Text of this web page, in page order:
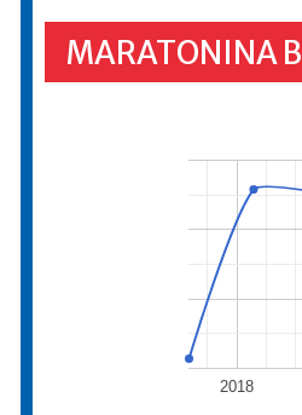
MARATONINA B
2018